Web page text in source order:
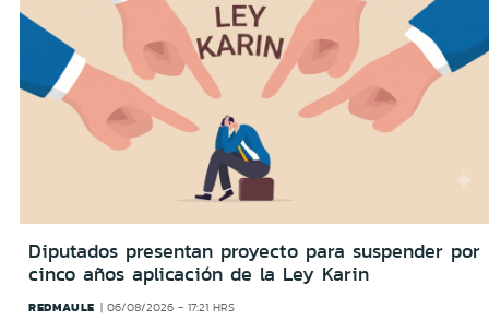
Diputados presentan proyecto para suspender por
cinco años aplicación de la Ley Karin
REDMAULE 06/08/2026 - 17:21 HRS